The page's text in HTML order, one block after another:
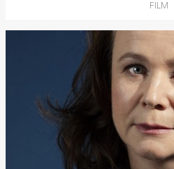
FILM